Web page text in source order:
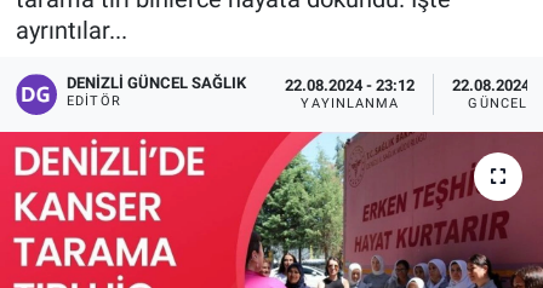
ayrıntılar...
DENIZLI GÜNCEL SAĞLIK
EDITÖR
22.08.2024 - 23:12
YAYINLANMA
22.08.2024 -